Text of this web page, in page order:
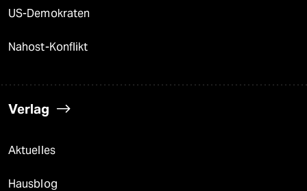
US-Demokraten
Nahost-Konflikt
Verlag
Aktuelles
Hausblog